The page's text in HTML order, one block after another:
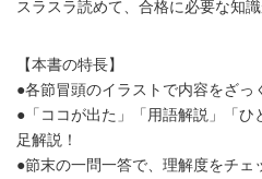
スラスラ読めて、合格に必要な知
【本書の特長】
●各節冒頭のイラストで内容をざっ
●「ココが出た」「用語解説」「
足解説！
●節末の一問一答で、理解度をチェ